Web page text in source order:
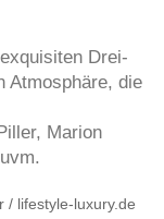
Drei-
Atmosphäre, die
Marion
lifestyle-luxury.de